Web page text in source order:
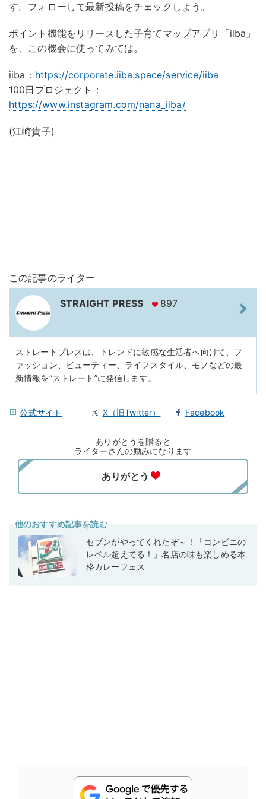
す。フォローして最新投稿をチェックしよう。
ポイント機能をリリースした子育てマップアプリ「iiba」
を、この機会に使ってみては。
iiba： https://corporate.iiba.space/service/iiba
100日プロジェクト：
https://www.instagram.com/nana_iiba/
(江崎貴子)
この記事のライター
STRAIGHT PRESS 897
ストレートプレスは、トレンドに敏感な生活者へ向けて、フ
ァッション、ビューティー、ライフスタイル、モノなどの最
新情報を“ストレート”に発信します。
公式サイト X（旧Twitter） Facebook
ありがとうを贈ると
ライターさんの励みになります
他のおすすめ記事を読む
セブンがやってくれたぞ～！「コンビニの
レベル超えてる！」名店の味も楽しめる本
格カレーフェス